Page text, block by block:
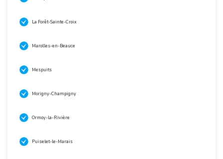
La Forêt-Sainte-Croix
Marolles-en-Beauce
Mespuits
Morigny-Champigny
Ormoy-la-Rivière
Puiselet-le-Marais